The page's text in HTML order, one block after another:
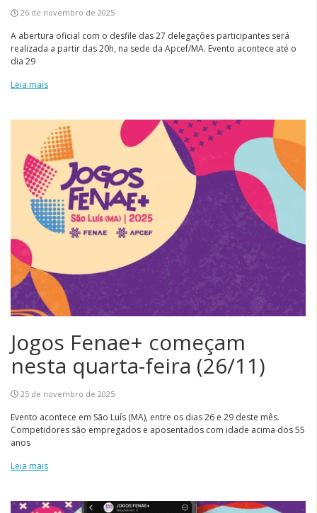
26 de novembro de 2025
A abertura oficial com o desfile das 27 delegações participantes será
realizada a partir das 20h, na sede da Apcef/MA. Evento acontece até o
dia 29
Leia mais
Jogos Fenae+ começam
nesta quarta-feira (26/11)
25 de novembro de 2025
Evento acontece em São Luís (MA), entre os dias 26 e 29 deste mês.
Competidores são empregados e aposentados com idade acima dos 55
anos
Leia mais